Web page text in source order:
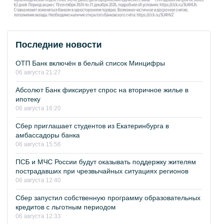
Последние новости
ОТП Банк включён в белый список Минцифры
06 августа 21:27
Абсолют Банк фиксирует спрос на вторичное жилье в
ипотеку
06 августа 16:20
Сбер приглашает студентов из Екатеринбурга в
амбассадоры банка
06 августа 15:56
ПСБ и МЧС России будут оказывать поддержку жителям
пострадавших при чрезвычайных ситуациях регионов
06 августа 12:40
Сбер запустил собственную программу образовательных
кредитов с льготным периодом
06 августа 12:33